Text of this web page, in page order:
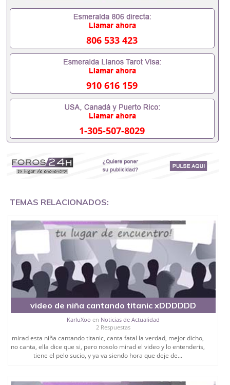
Una obra maestra cinematográfica que perdura en el
806 533 423
910 616 159
1-305-507-8029
TEMAS RELACIONADOS:
video de niña cantando titanic xDDDDDD
KarluXoo en Noticias de Actualidad
2 Respuestas
mirad esta niña cantando titanic, canta fatal la verdad, mejor dicho,
no canta, ella dice que si, pero nosolo mirad el video y lo entenderis,
tiene el pelo sucio, y ya va siendo hora que deje de...